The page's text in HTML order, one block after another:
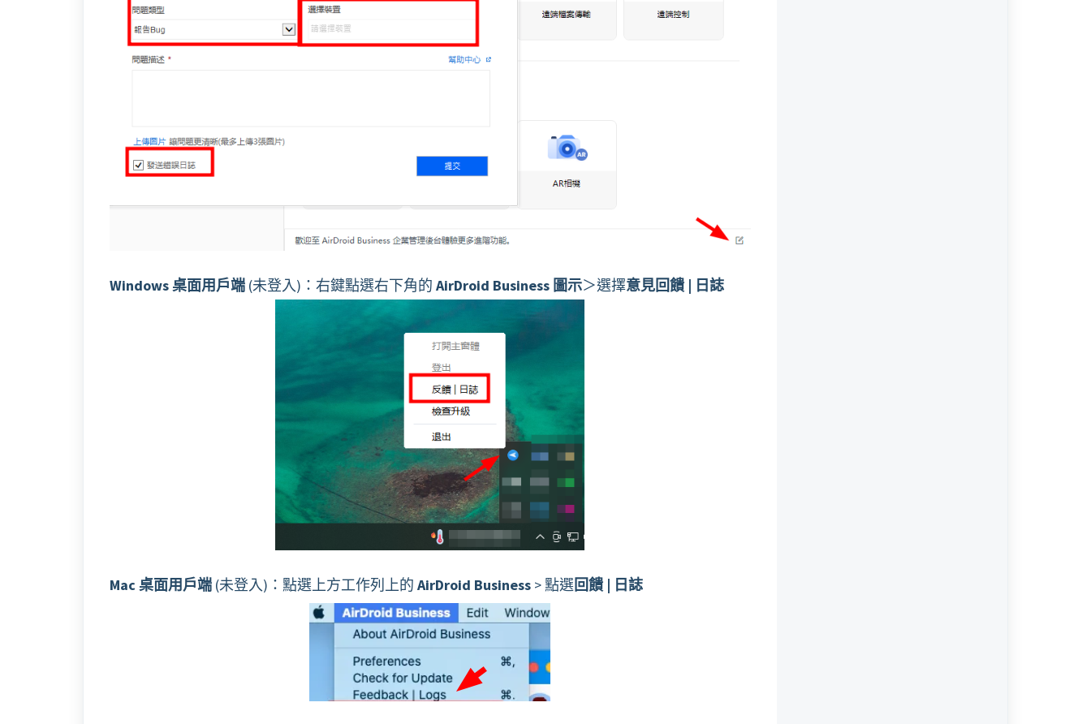
Windows 桌面用戶端 (未登入)：右鍵點選右下角的 AirDroid Business 圖示＞選擇意見回饋 | 日誌
Mac 桌面用戶端 (未登入)：點選上方工作列上的 AirDroid Business > 點選回饋 | 日誌